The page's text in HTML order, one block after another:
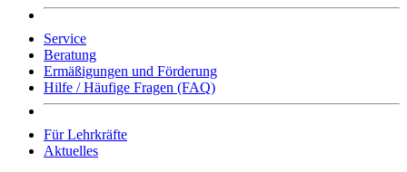
Service
Beratung
Ermäßigungen und Förderung
Hilfe / Häufige Fragen (FAQ)
Für Lehrkräfte
Aktuelles